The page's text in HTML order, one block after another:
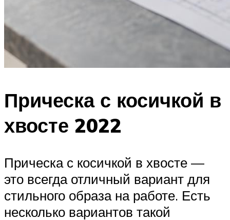
Прическа с косичкой в
хвосте 2022
Прическа с косичкой в хвосте —
это всегда отличный вариант для
стильного образа на работе. Есть
несколько вариантов такой